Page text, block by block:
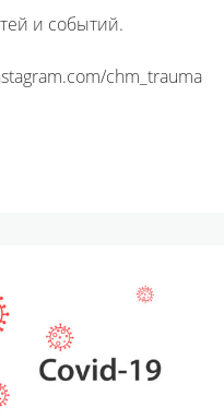
и событий.
chm_trauma